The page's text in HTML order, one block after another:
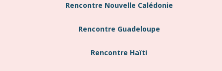
Rencontre Nouvelle Calédonie
Rencontre Guadeloupe
Rencontre Haïti